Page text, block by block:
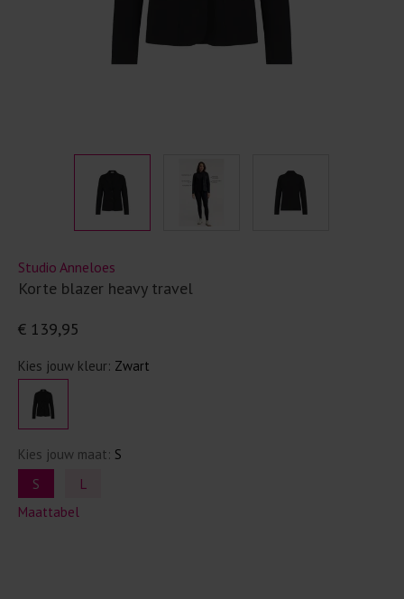
Studio Anneloes
Korte blazer heavy travel
€ 139,95
Kies jouw kleur: Zwart
Kies jouw maat: S
S
L
Maattabel